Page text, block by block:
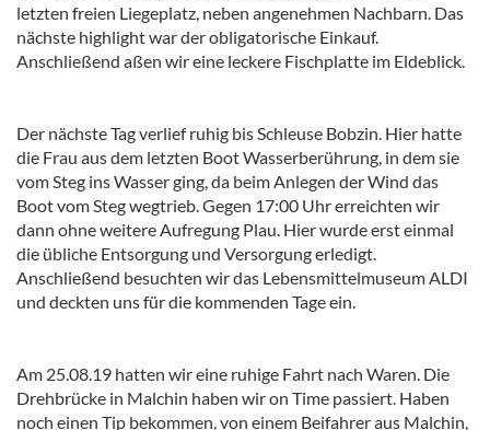
letzten freien Liegeplatz, neben angenehmen Nachbarn. Das
nächste highlight war der obligatorische Einkauf.
Anschließend aßen wir eine leckere Fischplatte im Eldeblick.
Der nächste Tag verlief ruhig bis Schleuse Bobzin. Hier hatte
die Frau aus dem letzten Boot Wasserberührung, in dem sie
vom Steg ins Wasser ging, da beim Anlegen der Wind das
Boot vom Steg wegtrieb. Gegen 17:00 Uhr erreichten wir
dann ohne weitere Aufregung Plau. Hier wurde erst einmal
die übliche Entsorgung und Versorgung erledigt.
Anschließend besuchten wir das Lebensmittelmuseum ALDI
und deckten uns für die kommenden Tage ein.
Am 25.08.19 hatten wir eine ruhige Fahrt nach Waren. Die
Drehbrücke in Malchin haben wir on Time passiert. Haben
noch einen Tip bekommen, von einem Beifahrer aus Malchin,